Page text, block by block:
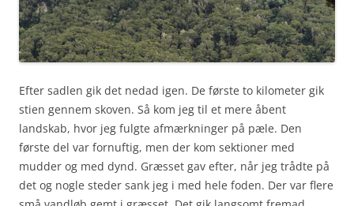
Efter sadlen gik det nedad igen. De første to kilometer gik
stien gennem skoven. Så kom jeg til et mere åbent
landskab, hvor jeg fulgte afmærkninger på pæle. Den
første del var fornuftig, men der kom sektioner med
mudder og med dynd. Græsset gav efter, når jeg trådte på
det og nogle steder sank jeg i med hele foden. Der var flere